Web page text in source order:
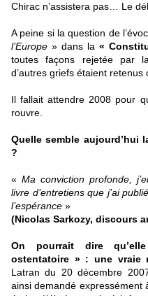
Chirac n’assistera pas… Le
A peine si la question de
l’Europe » dans la «
toutes façons rejetée par
d’autres griefs étaient retenus
Il fallait attendre 2008 pour
rouvre.
Quelle semble aujourd’hui
?
« Ma conviction profonde,
livre d’entretiens que j’ai
l’espérance »
(Nicolas Sarkozy, discours
On pourrait dire
ostentatoire » : une vraie
Latran du 20 décembre
ainsi demandé expressément